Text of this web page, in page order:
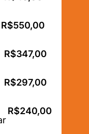
R$550,00
R$347,00
R$297,00
R$240,00